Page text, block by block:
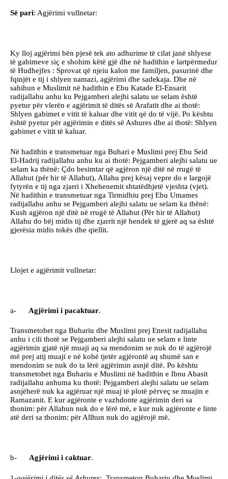
Së pari: Agjërimi vullnetar:
Ky lloj agjërimi bën pjesë tek ato adhurime të cilat janë shlyese
të gabimeve siç e shohim këtë gjë dhe në hadithin e lartpërmedur
të Hudhejfes : Sprovat që njeiu kalon me familjen, pasurinë dhe
fqinjët e tij i shlyen namazi, agjërimi dhe sadekaja. Dhe në
sahihun e Muslimit në hadithin e Ebu Katade El-Ensarit
radijallahu anhu ku Pejgamberi alejhi salatu ue selam është
pyetur për vlerën e agjërimit të ditës së Arafatit dhe ai thotë:
Shlyen gabimet e vitit të kaluar dhe vitit që do të vijë. Po kështu
është pyetur për agjërimin e ditës së Ashures dhe ai thotë: Shlyen
gabimet e vitit të kaluar.
Në hadithin e transmetuar nga Buhari e Muslimi prej Ebu Seid
El-Hadrij radijallahu anhu ku ai thotë: Pejgamberi alejhi salatu ue
selam ka thënë: Çdo besimtar që agjëron një ditë në rrugë të
Allahut (për hir të Allahut), Allahu prej kësaj vepre do e largojë
fytyrën e tij nga zjarri i Xhehenemit shtatëdhjetë vjeshta (vjet).
Në hadithin e transmetuar nga Tirmidhiu prej Ebu Umames
radijallahu anhu se Pejgamberi alejhi salatu ue selam ka thënë:
Kush agjëron një ditë në rrugë të Allahut (Për hir të Allahut)
Allahu do bëj midis tij dhe zjarrit një hendek të gjerë aq sa është
gjerësia midis tokës dhe qiellit.
Llojet e agjërimit vullnetar:
a- Agjërimi i pacaktuar.
Transmetohet nga Buhariu dhe Muslimi prej Enesit radijallahu
anhu i cili thotë se Pejgamberi alejhi salatu ue selam e linte
agjërimin gjatë një muaji aq sa mendonim se nuk do të agjërojë
më prej atij muaji e në kohë tjetër agjërontë aq shumë san e
mendonim se nuk do ta lërë agjërimin asnjë ditë. Po kështu
transmetohet nga Buhariu e Muslimi në hadithin e Ibnu Abasit
radijallahu anhuma ku thotë: Pejgamberi alejhi salatu ue selam
asnjëherë nuk ka agjëruar një muaj të plotë përveç se muajin e
Ramazanit. E kur agjëronte e vazhdonte agjërimin deri sa
thonim: për Allahun nuk do e lërë më, e kur nuk agjëronte e linte
atë deri sa thonim: për Allhun nuk do agjërojë më.
b- Agjërimi i caktuar.